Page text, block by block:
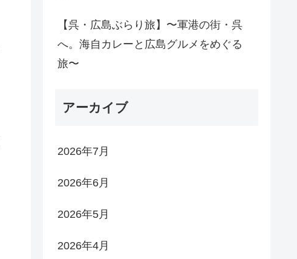
【呉・広島ぶらり旅】〜軍港の街・呉
へ。海自カレーと広島グルメをめぐる
旅〜
アーカイブ
2026年7月
2026年6月
2026年5月
2026年4月